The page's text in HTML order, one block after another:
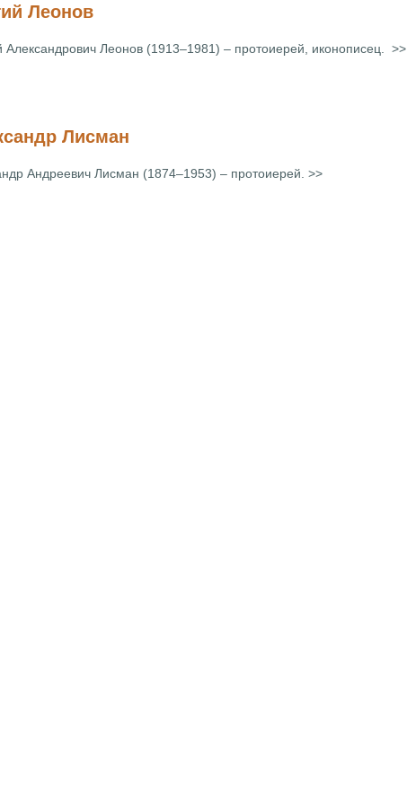
Леонов
Александрович Леонов (1913–1981) – протоиерей, иконописец. >>
Лисман
Андреевич Лисман (1874–1953) – протоиерей. >>